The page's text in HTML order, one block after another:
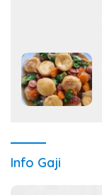
Info Gaji